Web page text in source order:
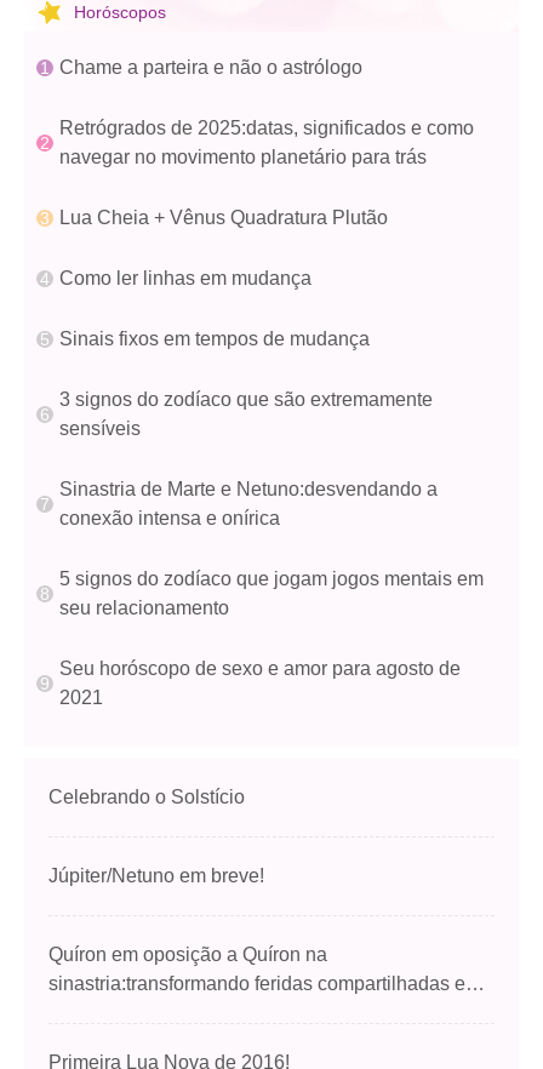
Horóscopos
Chame a parteira e não o astrólogo
Retrógrados de 2025:datas, significados e como
navegar no movimento planetário para trás
Lua Cheia + Vênus Quadratura Plutão
Como ler linhas em mudança
Sinais fixos em tempos de mudança
3 signos do zodíaco que são extremamente
sensíveis
Sinastria de Marte e Netuno:desvendando a
conexão intensa e onírica
5 signos do zodíaco que jogam jogos mentais em
seu relacionamento
Seu horóscopo de sexo e amor para agosto de
2021
Celebrando o Solstício
Júpiter/Netuno em breve!
Quíron em oposição a Quíron na
sinastria:transformando feridas compartilhadas em
Primeira Lua Nova de 2016!